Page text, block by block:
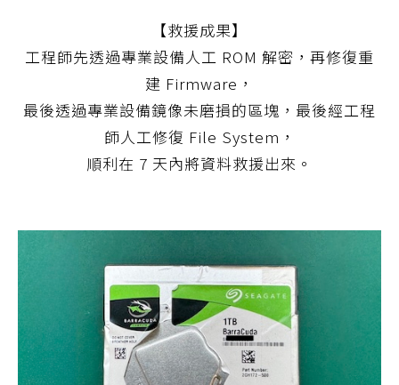
【救援成果】
工程師先透過專業設備人工 ROM 解密，再修復重
建 Firmware，
最後透過專業設備鏡像未磨損的區塊，最後經工程
師人工修復 File System，
順利在 7 天內將資料救援出來。